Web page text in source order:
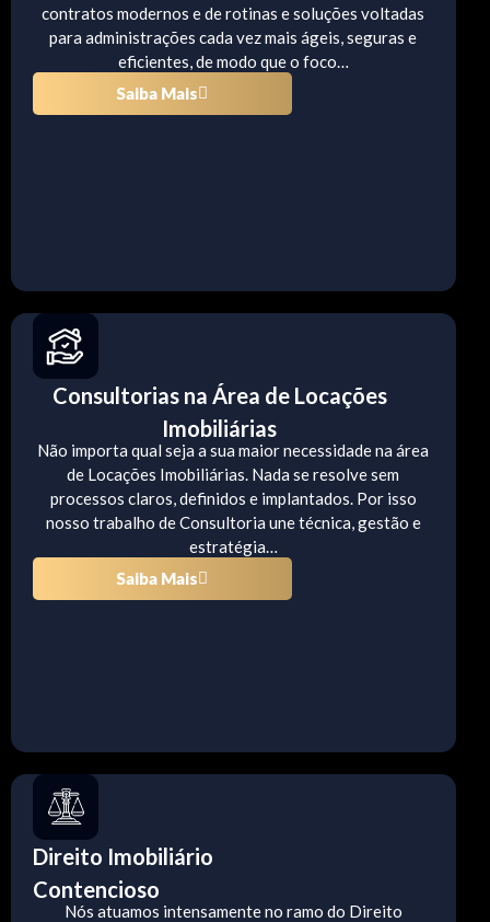
contratos modernos e de rotinas e soluções voltadas
para administrações cada vez mais ágeis, seguras e
eficientes, de modo que o foco…
Saiba Mais
Consultorias na Área de Locações
Imobiliárias
Não importa qual seja a sua maior necessidade na área
de Locações Imobiliárias. Nada se resolve sem
processos claros, definidos e implantados. Por isso
nosso trabalho de Consultoria une técnica, gestão e
estratégia…
Saiba Mais
Direito Imobiliário
Contencioso
Nós atuamos intensamente no ramo do Direito